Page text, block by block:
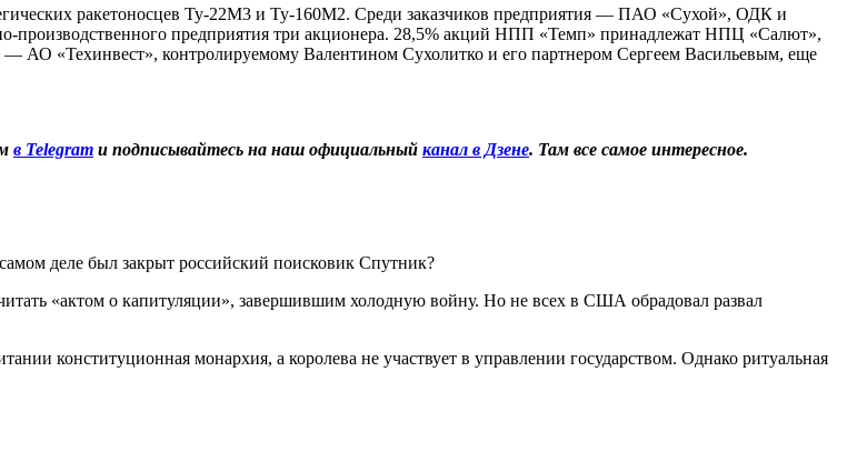
ракетоносцев Ту-22М3 и Ту-160М2. Среди заказчиков предприятия — ПАО «Сухой», ОДК и
производственного предприятия три акционера. 28,5% акций НПП «Темп» принадлежат НПЦ «Салют»,
АО «Техинвест», контролируемому Валентином Сухолитко и его партнером Сергеем Васильевым, еще
в Telegram и подписывайтесь на наш официальный канал в Дзене. Там все самое интересное.
деле был закрыт российский поисковик Спутник?
«актом о капитуляции», завершившим холодную войну. Но не всех в США обрадовал развал
конституционная монархия, а королева не участвует в управлении государством. Однако ритуальная